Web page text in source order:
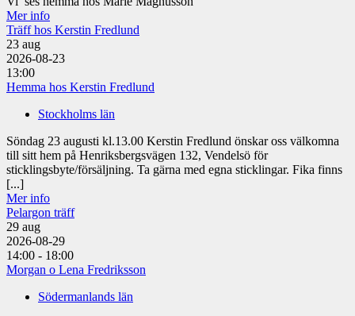
Mer info
Träff hos Kerstin Fredlund
23 aug
2026-08-23
13:00
Hemma hos Kerstin Fredlund
Stockholms län
Söndag 23 augusti kl.13.00 Kerstin Fredlund önskar oss välkomna
till sitt hem på Henriksbergsvägen 132, Vendelsö för
sticklingsbyte/försäljning. Ta gärna med egna sticklingar. Fika finns
[...]
Mer info
Pelargon träff
29 aug
2026-08-29
14:00 - 18:00
Morgan o Lena Fredriksson
Södermanlands län